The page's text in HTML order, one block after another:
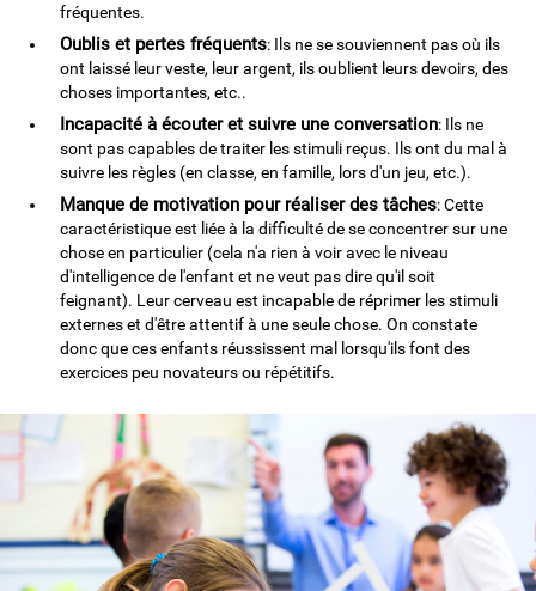
fréquentes.
Oublis et pertes fréquents: Ils ne se souviennent pas où ils
ont laissé leur veste, leur argent, ils oublient leurs devoirs, des
choses importantes, etc..
Incapacité à écouter et suivre une conversation: Ils ne
sont pas capables de traiter les stimuli reçus. Ils ont du mal à
suivre les règles (en classe, en famille, lors d'un jeu, etc.).
Manque de motivation pour réaliser des tâches: Cette
caractéristique est liée à la difficulté de se concentrer sur une
chose en particulier (cela n'a rien à voir avec le niveau
d'intelligence de l'enfant et ne veut pas dire qu'il soit
feignant). Leur cerveau est incapable de réprimer les stimuli
externes et d'être attentif à une seule chose. On constate
donc que ces enfants réussissent mal lorsqu'ils font des
exercices peu novateurs ou répétitifs.